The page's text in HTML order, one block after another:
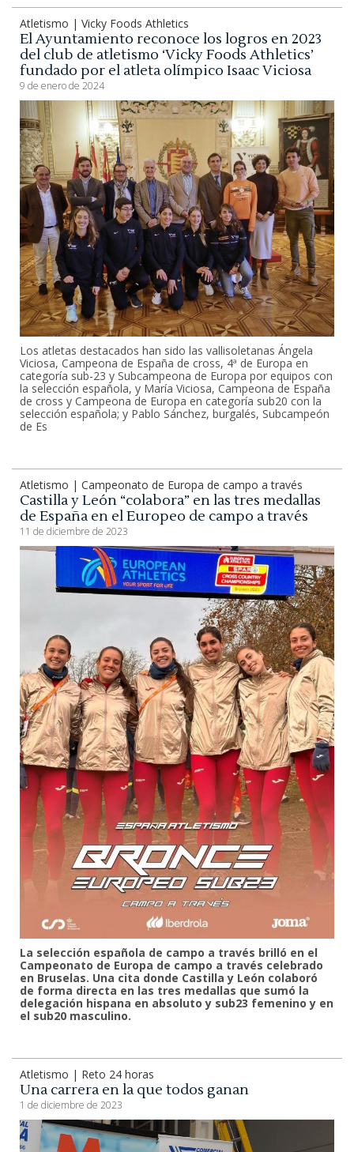
Atletismo | Vicky Foods Athletics
El Ayuntamiento reconoce los logros en 2023
del club de atletismo ‘Vicky Foods Athletics’
fundado por el atleta olímpico Isaac Viciosa
9 de enero de 2024
Los atletas destacados han sido las vallisoletanas Ángela
Viciosa, Campeona de España de cross, 4ª de Europa en
categoría sub-23 y Subcampeona de Europa por equipos con
la selección española, y María Viciosa, Campeona de España
de cross y Campeona de Europa en categoría sub20 con la
selección española; y Pablo Sánchez, burgalés, Subcampeón
de Es
Atletismo | Campeonato de Europa de campo a través
Castilla y León “colabora” en las tres medallas
de España en el Europeo de campo a través
11 de diciembre de 2023
La selección española de campo a través brilló en el
Campeonato de Europa de campo a través celebrado
en Bruselas. Una cita donde Castilla y León colaboró
de forma directa en las tres medallas que sumó la
delegación hispana en absoluto y sub23 femenino y en
el sub20 masculino.
Atletismo | Reto 24 horas
Una carrera en la que todos ganan
1 de diciembre de 2023